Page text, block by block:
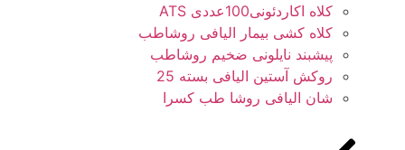
کلاه اکاردئونی100عددی ATS
کلاه کشی بیمار الیافی روشاطب
پیشبند نایلونی ضخیم روشاطب
روکش آستین الیافی بسته 25
شان الیافی روشا طب کسرا